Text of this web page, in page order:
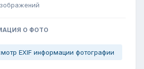
О ФОТО
EXIF информации фотографии